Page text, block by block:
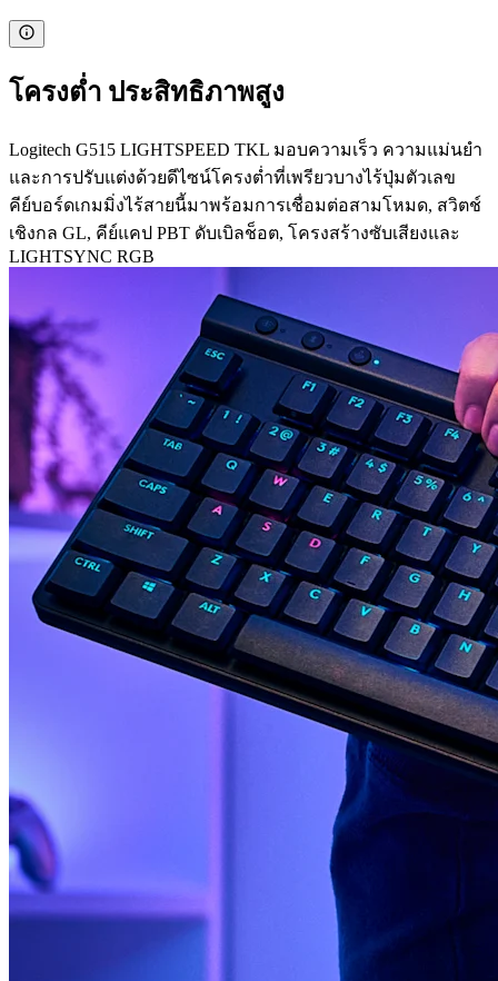
โครงต่ำ ประสิทธิภาพสูง
Logitech G515 LIGHTSPEED TKL มอบความเร็ว ความแม่นยำ
และการปรับแต่งด้วยดีไซน์โครงต่ำที่เพรียวบางไร้ปุ่มตัวเลข
คีย์บอร์ดเกมมิ่งไร้สายนี้มาพร้อมการเชื่อมต่อสามโหมด, สวิตช์
เชิงกล GL, คีย์แคป PBT ดับเบิลช็อต, โครงสร้างซับเสียงและ
LIGHTSYNC RGB